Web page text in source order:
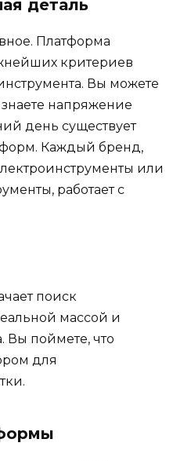
деталь
Платформа
критериев
Вы можете
напряжение
день существует
Каждый бренд,
или
работает с
поиск
массой и
Вы поймете, что
для